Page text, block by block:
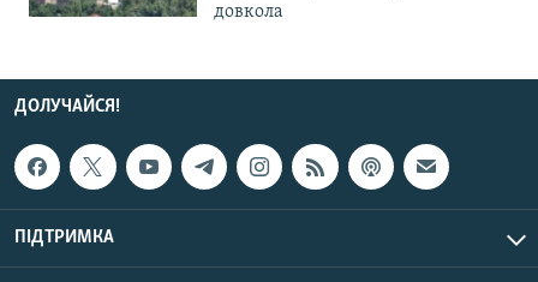
довкола
ДОЛУЧАЙСЯ!
ПІДТРИМКА